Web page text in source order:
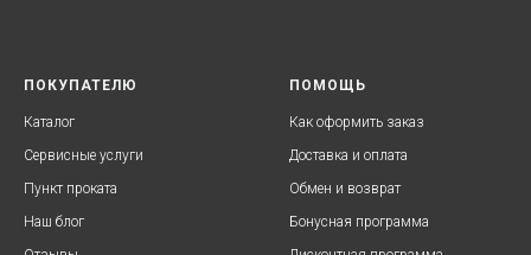
ПОКУПАТЕЛЮ
Каталог
Сервисные услуги
Пункт проката
Наш блог
ПОМОЩЬ
Как оформить заказ
Доставка и оплата
Обмен и возврат
Бонусная программа